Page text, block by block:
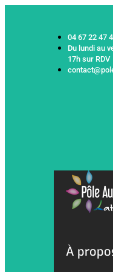
04 67 22 47
Du lundi au
17h sur RDV
À